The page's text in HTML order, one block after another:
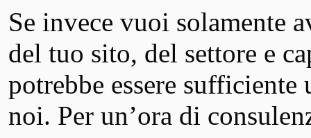
Se invece vuoi solamente
del tuo sito, del settore e
potrebbe essere sufficiente
noi. Per un’ora di